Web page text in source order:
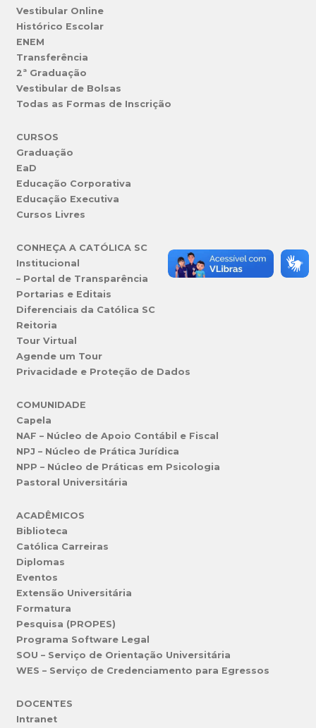
Vestibular Online
Histórico Escolar
ENEM
Transferência
2ª Graduação
Vestibular de Bolsas
Todas as Formas de Inscrição
CURSOS
Graduação
EaD
Educação Corporativa
Educação Executiva
Cursos Livres
CONHEÇA A CATÓLICA SC
Institucional
– Portal de Transparência
Portarias e Editais
Diferenciais da Católica SC
Reitoria
Tour Virtual
Agende um Tour
Privacidade e Proteção de Dados
COMUNIDADE
Capela
NAF – Núcleo de Apoio Contábil e Fiscal
NPJ – Núcleo de Prática Jurídica
NPP – Núcleo de Práticas em Psicologia
Pastoral Universitária
ACADÊMICOS
Biblioteca
Católica Carreiras
Diplomas
Eventos
Extensão Universitária
Formatura
Pesquisa (PROPES)
Programa Software Legal
SOU – Serviço de Orientação Universitária
WES – Serviço de Credenciamento para Egressos
DOCENTES
Intranet